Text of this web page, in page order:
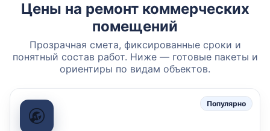
Цены на ремонт коммерческих
помещений
Прозрачная смета, фиксированные сроки и
понятный состав работ. Ниже — готовые пакеты и
ориентиры по видам объектов.
Популярно